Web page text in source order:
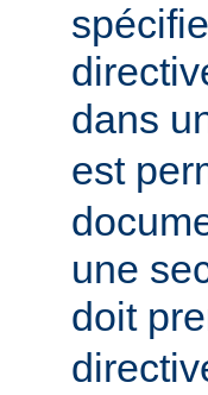
dans
est
une
doit